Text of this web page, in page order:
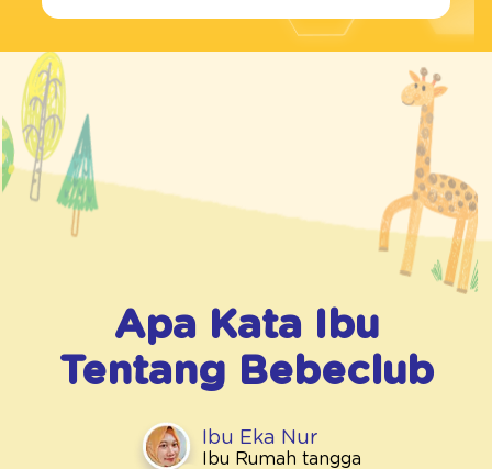
Apa Kata Ibu
Tentang Bebeclub
Ibu Eka Nur
Ibu Rumah tangga